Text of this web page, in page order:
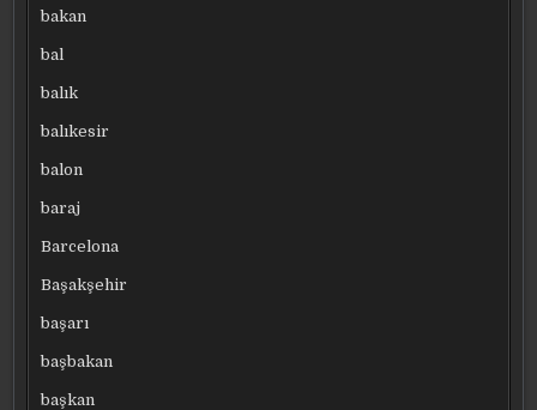
bakan
bal
balık
balıkesir
balon
baraj
Barcelona
Başakşehir
başarı
başbakan
başkan